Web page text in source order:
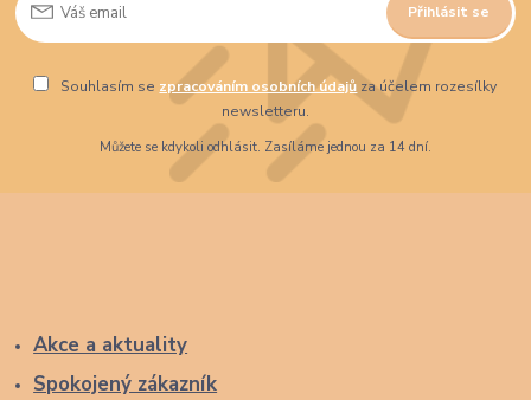
Přihlásit se
Souhlasím se zpracováním osobních údajů za účelem rozesílky
newsletteru.
Můžete se kdykoli odhlásit. Zasíláme jednou za 14 dní.
Akce a aktuality
Spokojený zákazník